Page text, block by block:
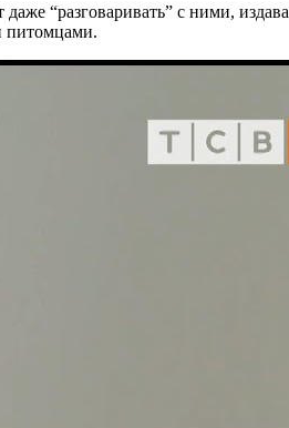
“разговаривать” с ними,
питомцами.